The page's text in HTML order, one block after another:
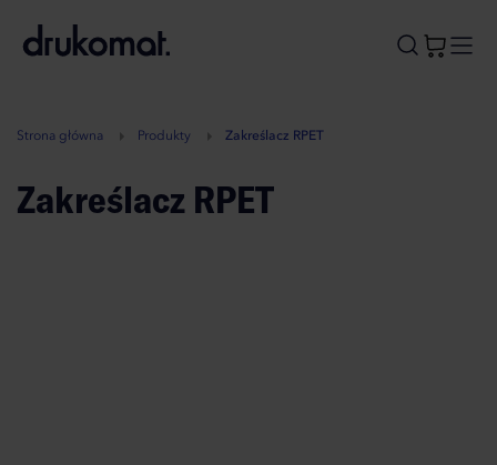
A
Strona główna Produkty Zakreślacz RPET
Zakreślacz RPET